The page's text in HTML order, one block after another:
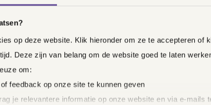
op deze website. Klik hieronder om ze te accepteren of
Deze zijn van belang om de website goed te laten
om:
feedback op onze site te kunnen geven
je relevantere informatie op onze website en via e-mails
helpt, meld je dan bij een advocaat of jurist die
kan onderzoeken om de geluidsoverlast te